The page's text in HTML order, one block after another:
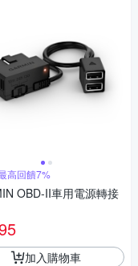
高回饋7%
OBD-II車用電源轉接
加入購物車